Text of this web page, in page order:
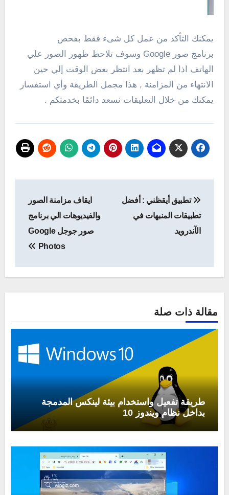
يمكنك التأكد من عمل كل شىء فقط بفحص
برنامج صور Google وسوف تلاحظ ظهور الصور علي
الهاتف اذا لم تظهر بعد انتظر بعض الوقت إلي حين
الانتهاء من المزامنة , هذا مجمل الطريقة وأي استفسار
يمكنك من خلال التعليقات نسعد دائمًا بخدمتكم .
المقالات
تطبيق أيقظني : أفضل
تطبيقات المنبهات في
الآندرويد
ايقاف مزامنة الصور
والفيديوهات الي برنامج
صور جوجل Google
Photos
مقالة ذات صلة
طريقة تفعيل واستخدام بيئة لينكس المدمجة
بداخل نظام ويندوز 10